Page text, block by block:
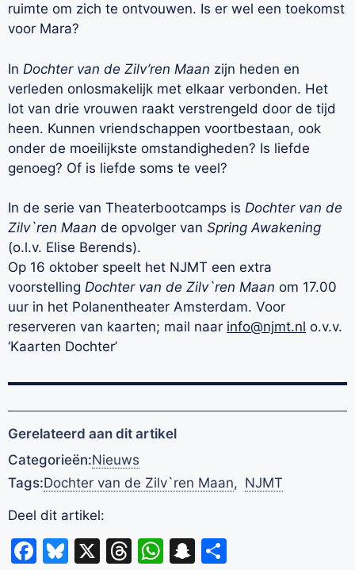
ruimte om zich te ontvouwen. Is er wel een toekomst
voor Mara?
In Dochter van de Zilv’ren Maan zijn heden en
verleden onlosmakelijk met elkaar verbonden. Het
lot van drie vrouwen raakt verstrengeld door de tijd
heen. Kunnen vriendschappen voortbestaan, ook
onder de moeilijkste omstandigheden? Is liefde
genoeg? Of is liefde soms te veel?
In de serie van Theaterbootcamps is Dochter van de
Zilv`ren Maan de opvolger van Spring Awakening
(o.l.v. Elise Berends).
Op 16 oktober speelt het NJMT een extra
voorstelling Dochter van de Zilv`ren Maan om 17.00
uur in het Polanentheater Amsterdam. Voor
reserveren van kaarten; mail naar info@njmt.nl o.v.v.
‘Kaarten Dochter’
Gerelateerd aan dit artikel
Categorieën:Nieuws
Tags:Dochter van de Zilv`ren Maan, NJMT
Deel dit artikel:
Facebook
Bluesky
X Threads
WhatsApp
Snapchat